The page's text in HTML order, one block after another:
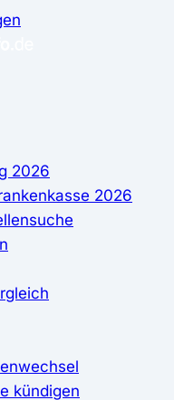
2026
2026
kündigen